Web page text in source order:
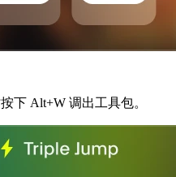
下 Alt+W 调出工具包。